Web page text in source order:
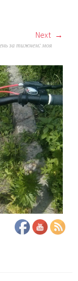
Next
за тижнем: моя